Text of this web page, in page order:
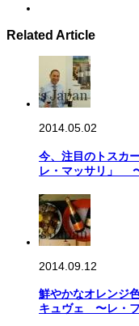
Related Article
2014.05.02
今、注目のトスカ
レ・マッサリ」
2014.09.12
鮮やかなオレンジ
キュヴェ 〜レ・